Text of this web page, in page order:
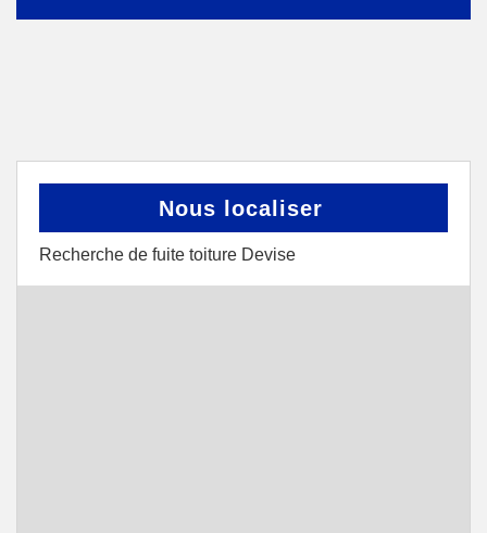
Nous localiser
Recherche de fuite toiture Devise